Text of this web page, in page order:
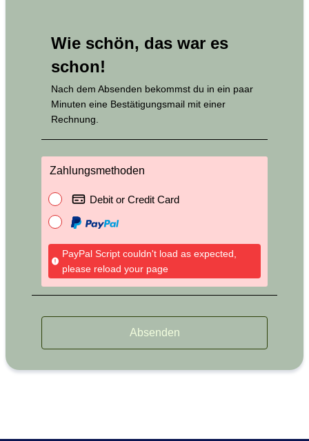
Wie schön, das war es
schon!
Nach dem Absenden bekommst du in ein paar
Minuten eine Bestätigungsmail mit einer
Rechnung.
Zahlungsmethoden
Debit or Credit Card
PayPal Script couldn't load as expected,
please reload your page
Absenden